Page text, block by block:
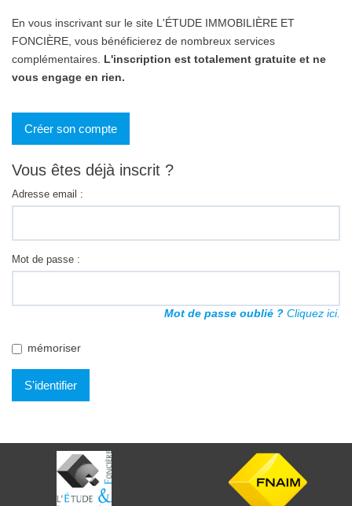
Gestion locative
En vous inscrivant sur le site L'ÉTUDE IMMOBILIÈRE ET
FONCIÈRE, vous bénéficierez de nombreux services
complémentaires. L'inscription est totalement gratuite et ne
vous engage en rien.
Créer son compte
Vous êtes déjà inscrit ?
Adresse email :
Mot de passe :
Mot de passe oublié ? Cliquez ici.
mémoriser
S'identifier